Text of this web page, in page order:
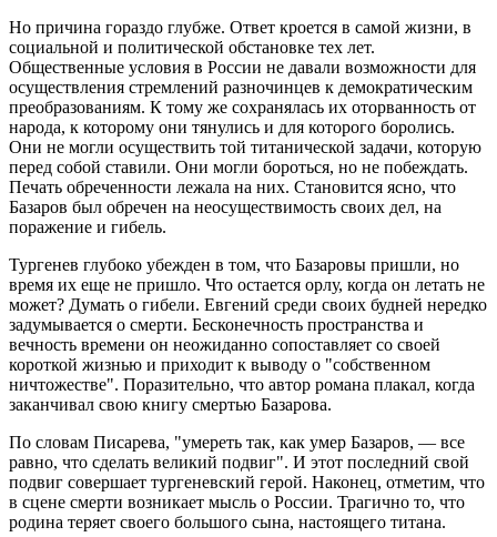
Но причина гораздо глубже. Ответ кроется в самой жизни, в
социальной и политической обстановке тех лет.
Общественные условия в России не давали возможности для
осуществления стремлений разночинцев к демократическим
преобразованиям. К тому же сохранялась их оторванность от
народа, к которому они тянулись и для которого боролись.
Они не могли осуществить той титанической задачи, которую
перед собой ставили. Они могли бороться, но не побеждать.
Печать обреченности лежала на них. Становится ясно, что
Базаров был обречен на неосуществимость своих дел, на
поражение и гибель.
Тургенев глубоко убежден в том, что Базаровы пришли, но
время их еще не пришло. Что остается орлу, когда он летать не
может? Думать о гибели. Евгений среди своих будней нередко
задумывается о смерти. Бесконечность пространства и
вечность времени он неожиданно сопоставляет со своей
короткой жизнью и приходит к выводу о "собственном
ничтожестве". Поразительно, что автор романа плакал, когда
заканчивал свою книгу смертью Базарова.
По словам Писарева, "умереть так, как умер Базаров, — все
равно, что сделать великий подвиг". И этот последний свой
подвиг совершает тургеневский герой. Наконец, отметим, что
в сцене смерти возникает мысль о России. Трагично то, что
родина теряет своего большого сына, настоящего титана.